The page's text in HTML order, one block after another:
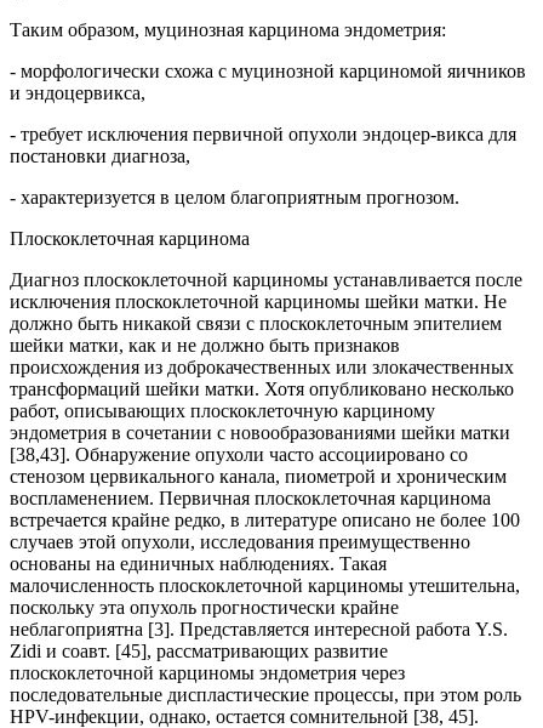
Таким образом, муцинозная карцинома эндометрия:
- морфологически схожа с муцинозной карциномой яичников
и эндоцервикса,
- требует исключения первичной опухоли эндоцер-викса для
постановки диагноза,
- характеризуется в целом благоприятным прогнозом.
Плоскоклеточная карцинома
Диагноз плоскоклеточной карциномы устанавливается после
исключения плоскоклеточной карциномы шейки матки. Не
должно быть никакой связи с плоскоклеточным эпителием
шейки матки, как и не должно быть признаков
происхождения из доброкачественных или злокачественных
трансформаций шейки матки. Хотя опубликовано несколько
работ, описывающих плоскоклеточную карциному
эндометрия в сочетании с новообразованиями шейки матки
[38,43]. Обнаружение опухоли часто ассоциировано со
стенозом цервикального канала, пиометрой и хроническим
воспламенением. Первичная плоскоклеточная карцинома
встречается крайне редко, в литературе описано не более 100
случаев этой опухоли, исследования преимущественно
основаны на единичных наблюдениях. Такая
малочисленность плоскоклеточной карциномы утешительна,
поскольку эта опухоль прогностически крайне
неблагоприятна [3]. Представляется интересной работа Y.S.
Zidi и соавт. [45], рассматривающих развитие
плоскоклеточной карциномы эндометрия через
последовательные диспластические процессы, при этом роль
HPV-инфекции, однако, остается сомнительной [38, 45].